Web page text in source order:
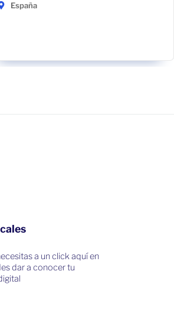
España
a un click aquí en
dar a conocer tu